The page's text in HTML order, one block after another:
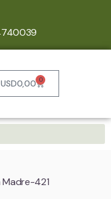
USD0,00 0
Madre-421